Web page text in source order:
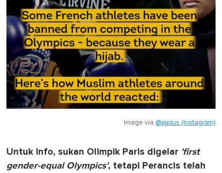
Image via @ajplus (Instagram)
Untuk info, sukan Olimpik Paris digelar 'first
gender-equal Olympics', tetapi Perancis telah